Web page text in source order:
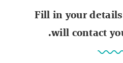
Fill in your
will contact